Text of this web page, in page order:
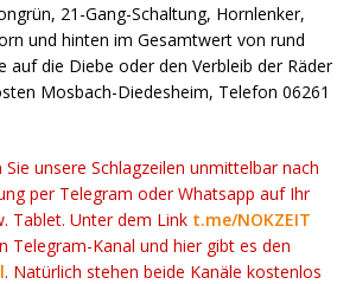
21-Gang-Schaltung, Hornlenker,
und hinten im Gesamtwert von rund
auf die Diebe oder den Verbleib der Räder
Mosbach-Diedesheim, Telefon 06261
unsere Schlagzeilen unmittelbar nach
per Telegram oder Whatsapp auf Ihr
Tablet. Unter dem Link t.me/NOKZEIT
Telegram-Kanal und hier gibt es den
. Natürlich stehen beide Kanäle kostenlos